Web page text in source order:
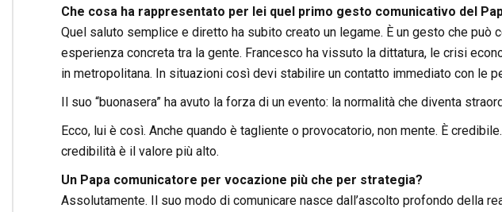
Che cosa ha rappresentato per lei quel primo gesto comunicativo del
Quel saluto semplice e diretto ha subito creato un legame. È un gesto che può
esperienza concreta tra la gente. Francesco ha vissuto la dittatura, le crisi
in metropolitana. In situazioni così devi stabilire un contatto immediato con le
Il suo “buonasera” ha avuto la forza di un evento: la normalità che diventa
Ecco, lui è così. Anche quando è tagliente o provocatorio, non mente. È
credibilità è il valore più alto.
Un Papa comunicatore per vocazione più che per strategia?
Assolutamente. Il suo modo di comunicare nasce dall’ascolto profondo della